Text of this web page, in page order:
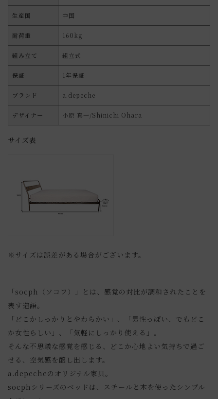
生産国 中国
耐荷重 160kg
組み立て 組立式
保証 1年保証
ブランド a.depeche
デザイナー 小原 真一/Shinichi Ohara
サイズ表
※サイズは誤差がある場合がございます。
「socph（ソコフ）」とは、感覚の対比が調和されたことを
表す造語。
「どこかしっかりとやわらかい」、「男性っぽい、でもどこ
か女性らしい」、「気軽にしっかり使える」。
そんな不思議な感覚を感じる、どこか心地よい気持ちで過ご
せる、空気感を醸し出します。
a.depecheのオリジナル家具。
socphシリーズのベッドは、スチールと木を使ったシンプル